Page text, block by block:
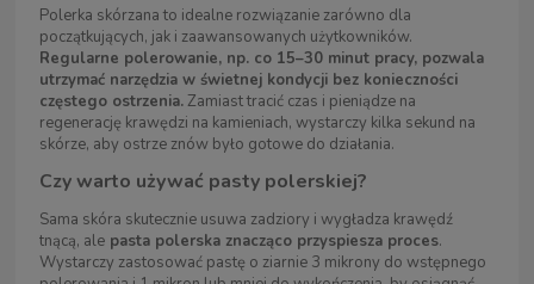
Polerka skórzana to idealne rozwiązanie zarówno dla
początkujących, jak i zaawansowanych użytkowników.
Regularne polerowanie, np. co 15–30 minut pracy, pozwala
utrzymać narzędzia w świetnej kondycji bez konieczności
częstego ostrzenia.Zamiast tracić czas i pieniądze na
regenerację krawędzi na kamieniach, wystarczy kilka sekund na
skórze, aby ostrze znów było gotowe do działania.
Czy warto używać pasty polerskiej?
Sama skóra skutecznie usuwa zadziory i wygładza krawędź
tnącą, ale pasta polerska znacząco przyspiesza proces.
Wystarczy zastosować pastę o ziarnie 3 mikrony do wstępnego